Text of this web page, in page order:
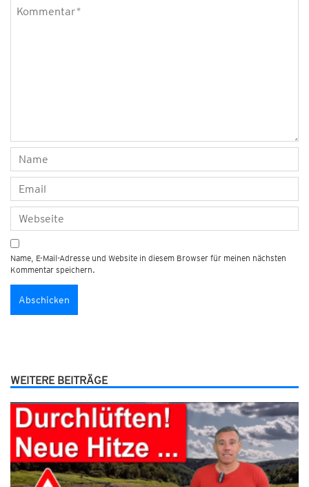
Name, E-Mail-Adresse und Website in diesem Browser für meinen nächsten
Kommentar speichern.
WEITERE BEITRÄGE